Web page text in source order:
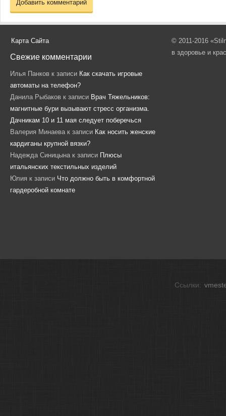
Карта Сайта
Свежие комментарии
Илья Панков к записи Как скачать игровые
автоматы на телефон?
Данила Рыбаков к записи Врач Тяжельников:
магнитные бури вызывают стресс организма.
Дачникам 10 и 11 мая следует поберечься
Валерия Минаева к записи Как носить женские
кардиганы крупной вязки?
Надежда Синицына к записи Плюсы
итальянских текстильных изделий
Юлия к записи Что должно быть в комфортной
гардеробной комнате
© 2011-2016
в здоровье и
Ссылки: